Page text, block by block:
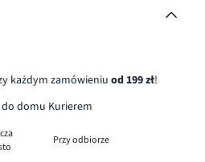
każdym zamówieniuod 199 zł!
domu Kurierem
Przy odbiorze